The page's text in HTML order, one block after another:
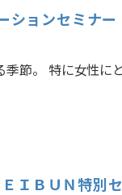
ョンセミナ
節。 特に女性に
ＵＮ特別セ